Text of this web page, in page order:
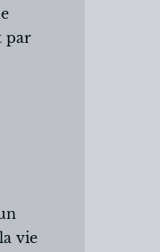
par
vie